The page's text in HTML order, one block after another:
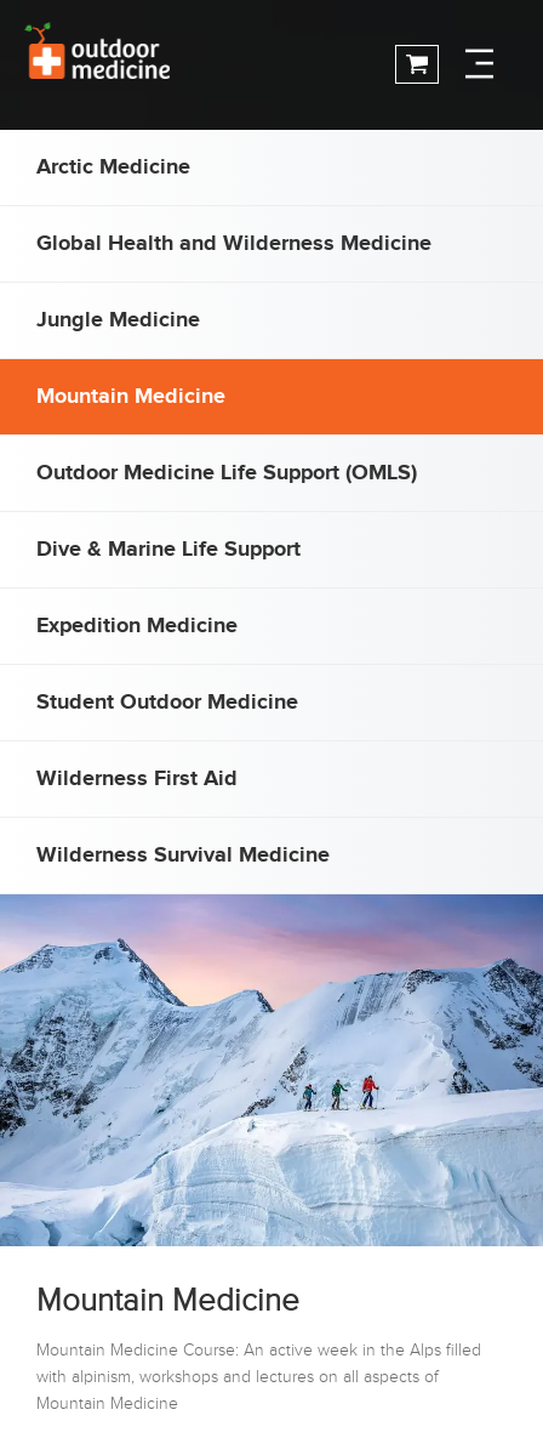
Arctic Medicine
Global Health and Wilderness Medicine
Jungle Medicine
Mountain Medicine
Outdoor Medicine Life Support (OMLS)
Dive & Marine Life Support
Expedition Medicine
Student Outdoor Medicine
Wilderness First Aid
Wilderness Survival Medicine
Mountain Medicine
Mountain Medicine Course: An active week in the Alps filled
with alpinism, workshops and lectures on all aspects of
Mountain Medicine